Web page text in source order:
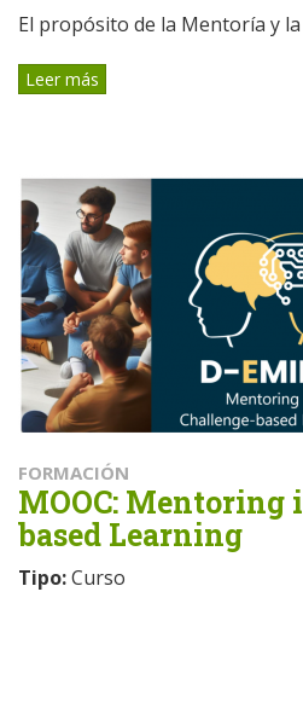
El propósito de la Mentoría y
Leer más
FORMACIÓN
MOOC: Mentoring
based Learning
Tipo:Curso